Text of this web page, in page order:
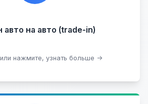
на авто (trade-in)
нажмите, узнать больше →
Подобрать авто